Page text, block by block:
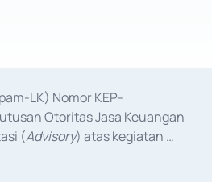
LK) Nomor KEP-
Otoritas Jasa Keuangan
(Advisory) atas kegiatan